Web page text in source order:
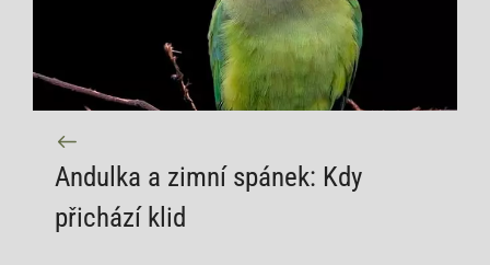
Andulka a zimní spánek: Kdy
přichází klid